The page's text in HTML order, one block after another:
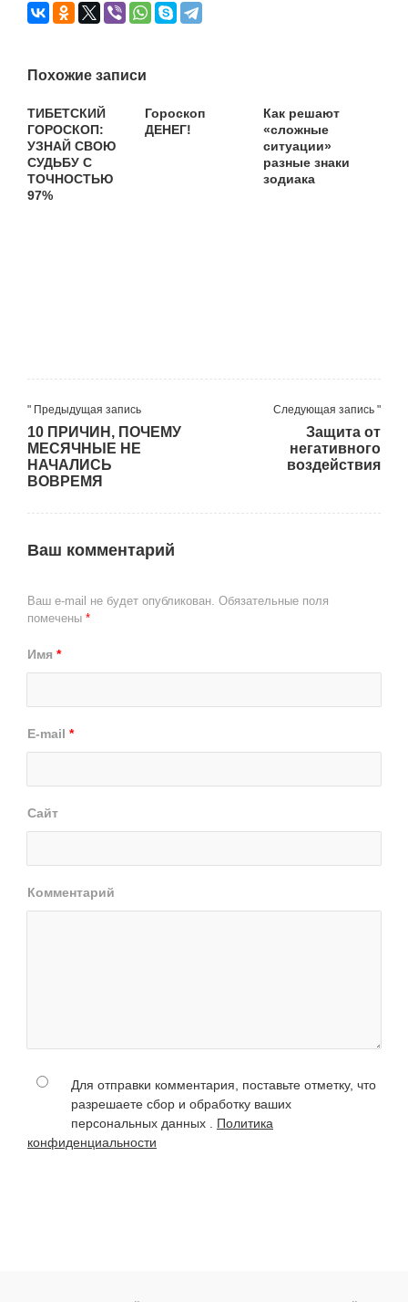
Похожие записи
ТИБЕТСКИЙ
ГОРОСКОП:
УЗНАЙ СВОЮ
СУДЬБУ С
ТОЧНОСТЬЮ
97%
Гороскоп
ДЕНЕГ!
Как решают
«сложные
ситуации»
разные знаки
зодиака
" Предыдущая запись
10 ПРИЧИН, ПОЧЕМУ
МЕСЯЧНЫЕ НЕ
НАЧАЛИСЬ
ВОВРЕМЯ
Следующая запись "
Защита от
негативного
воздействия
Ваш комментарий
Ваш e-mail не будет опубликован. Обязательные поля
помечены *
Имя *
E-mail *
Сайт
Комментарий
Для отправки комментария, поставьте отметку, что
разрешаете сбор и обработку ваших
персональных данных . Политика
конфиденциальности